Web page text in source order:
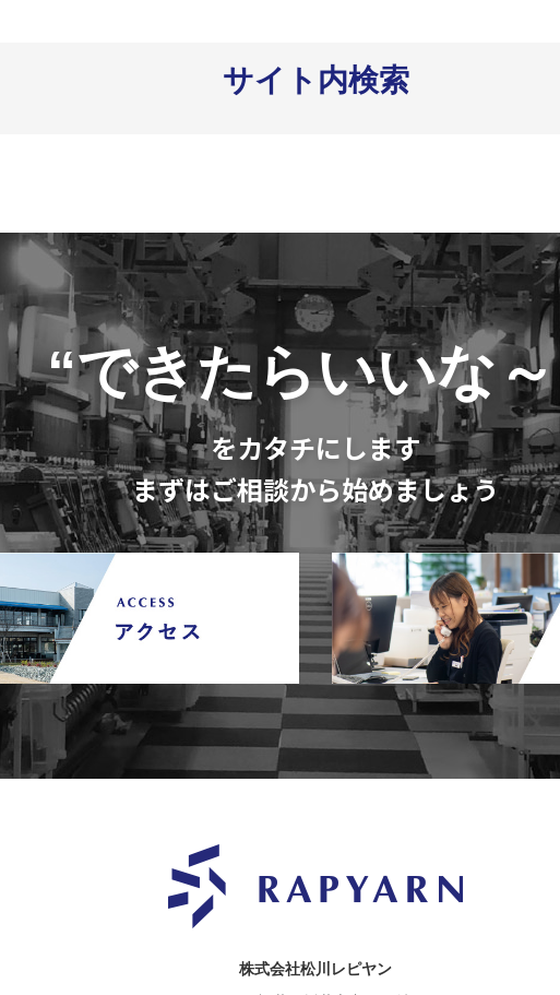
サイト内検索
“できたらいいな
をカタチにします
まずはご相談から始めましょう
株式会社松川レピヤン